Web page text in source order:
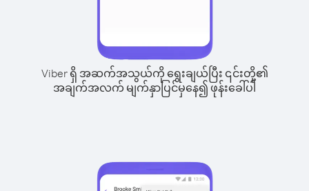
Viber ရှိ အဆက်အသွယ်ကို ရွေးချယ်ပြီး ၎င်းတို့၏
အချက်အလက် မျက်နှာပြင်မှနေ၍ ဖုန်းခေါ်ပါ